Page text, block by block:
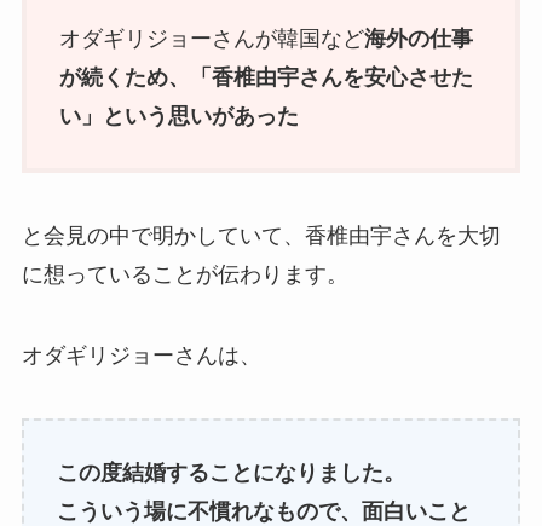
オダギリジョーさんが韓国など海外の仕事
が続くため、「香椎由宇さんを安心させた
い」という思いがあった
と会見の中で明かしていて、香椎由宇さんを大切
に想っていることが伝わります。
オダギリジョーさんは、
この度結婚することになりました。
こういう場に不慣れなもので、面白いこと